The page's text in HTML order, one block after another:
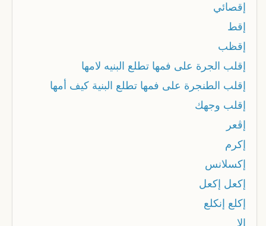
إقصائي
إقط
إقظب
إقلب الجرة على فمها تطلع البنيه لامها
إقلب الطنجرة على فمها تطلع البنية كيف أمها
إقلب وجهك
إڨعر
إكرم
إكسلانس
إكعل إكعل
إكلع إنكلع
إلا